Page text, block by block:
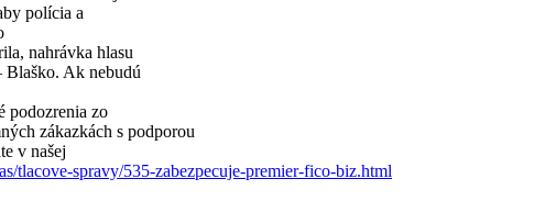
polícia a
nahrávka hlasu
Blaško. Ak nebudú
podozrenia zo
zákazkách s podporou
v našej
tlacove-spravy/535-zabezpecuje-premier-fico-biz.html